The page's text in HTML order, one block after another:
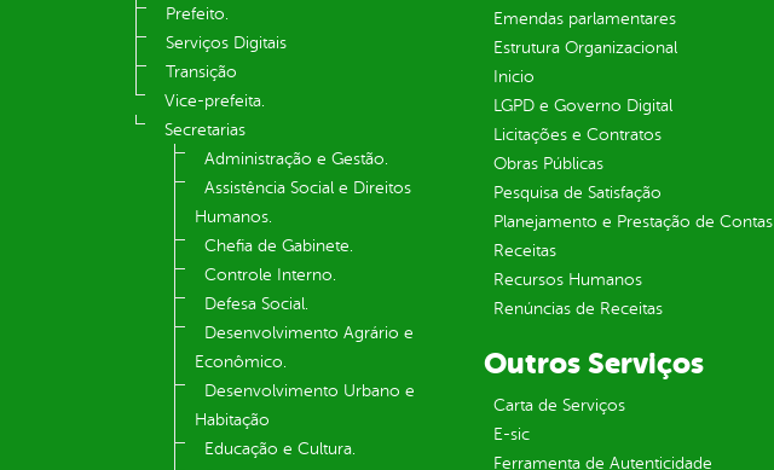
Prefeito.
Serviços Digitais
Transição
Vice-prefeita.
Secretarias
Administração e Gestão.
Assistência Social e Direitos
Humanos.
Chefia de Gabinete.
Controle Interno.
Defesa Social.
Desenvolvimento Agrário e
Econômico.
Desenvolvimento Urbano e
Habitação
Educação e Cultura.
Emendas parlamentares
Estrutura Organizacional
Inicio
LGPD e Governo Digital
Licitações e Contratos
Obras Públicas
Pesquisa de Satisfação
Planejamento e Prestação de Contas
Receitas
Recursos Humanos
Renúncias de Receitas
Outros Serviços
Carta de Serviços
E-sic
Ferramenta de Autenticidade